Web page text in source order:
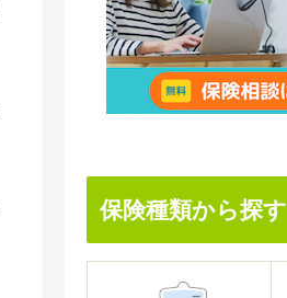
保険種類から探す